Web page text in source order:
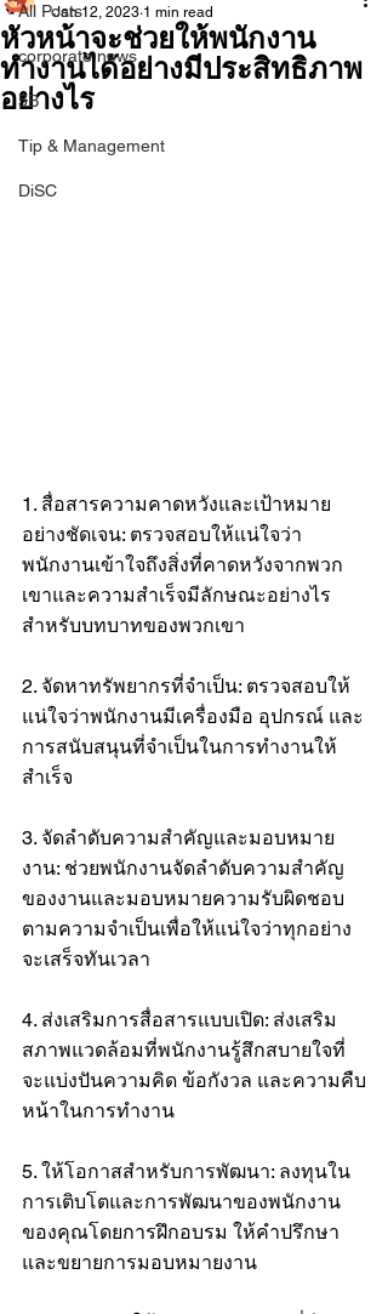
All Posts
corporate news
5B
Tip & Management
DiSC
หัวหน้าจะช่วยให้พนักงาน
ทำงานได้อย่างมีประสิทธิภาพ
อย่างไร
Jan 12, 2023 1 min read
1. สื่อสารความคาดหวังและเป้าหมาย
อย่างชัดเจน: ตรวจสอบให้แน่ใจว่า
พนักงานเข้าใจถึงสิ่งที่คาดหวังจากพวก
เขาและความสำเร็จมีลักษณะอย่างไร
สำหรับบทบาทของพวกเขา
2. จัดหาทรัพยากรที่จำเป็น: ตรวจสอบให้
แน่ใจว่าพนักงานมีเครื่องมือ อุปกรณ์ และ
การสนับสนุนที่จำเป็นในการทำงานให้
สำเร็จ
3. จัดลำดับความสำคัญและมอบหมาย
งาน: ช่วยพนักงานจัดลำดับความสำคัญ
ของงานและมอบหมายความรับผิดชอบ
ตามความจำเป็นเพื่อให้แน่ใจว่าทุกอย่าง
จะเสร็จทันเวลา
4. ส่งเสริมการสื่อสารแบบเปิด: ส่งเสริม
สภาพแวดล้อมที่พนักงานรู้สึกสบายใจที่
จะแบ่งปันความคิด ข้อกังวล และความคืบ
หน้าในการทำงาน
5. ให้โอกาสสำหรับการพัฒนา: ลงทุนใน
การเติบโตและการพัฒนาของพนักงาน
ของคุณโดยการฝึกอบรม ให้คำปรึกษา
และขยายการมอบหมายงาน